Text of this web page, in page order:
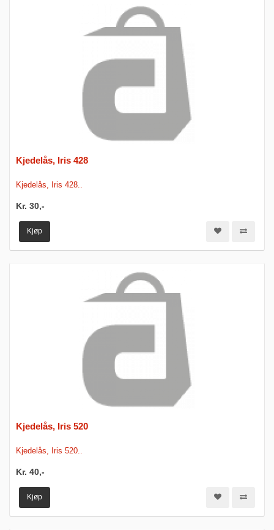
Kjedelås, Iris 428
Kjedelås, Iris 428..
Kr. 30,-
Kjøp
Kjedelås, Iris 520
Kjedelås, Iris 520..
Kr. 40,-
Kjøp